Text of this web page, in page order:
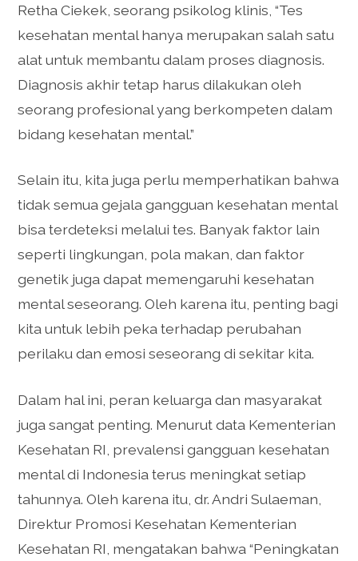
Retha Ciekek, seorang psikolog klinis, “Tes
kesehatan mental hanya merupakan salah satu
alat untuk membantu dalam proses diagnosis.
Diagnosis akhir tetap harus dilakukan oleh
seorang profesional yang berkompeten dalam
bidang kesehatan mental.”
Selain itu, kita juga perlu memperhatikan bahwa
tidak semua gejala gangguan kesehatan mental
bisa terdeteksi melalui tes. Banyak faktor lain
seperti lingkungan, pola makan, dan faktor
genetik juga dapat memengaruhi kesehatan
mental seseorang. Oleh karena itu, penting bagi
kita untuk lebih peka terhadap perubahan
perilaku dan emosi seseorang di sekitar kita.
Dalam hal ini, peran keluarga dan masyarakat
juga sangat penting. Menurut data Kementerian
Kesehatan RI, prevalensi gangguan kesehatan
mental di Indonesia terus meningkat setiap
tahunnya. Oleh karena itu, dr. Andri Sulaeman,
Direktur Promosi Kesehatan Kementerian
Kesehatan RI, mengatakan bahwa “Peningkatan